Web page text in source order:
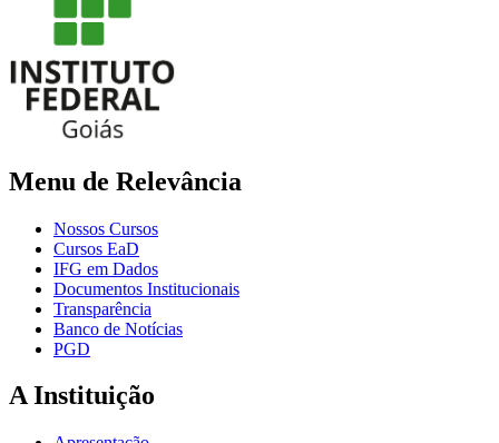
Menu de Relevância
Nossos Cursos
Cursos EaD
IFG em Dados
Documentos Institucionais
Transparência
Banco de Notícias
PGD
A Instituição